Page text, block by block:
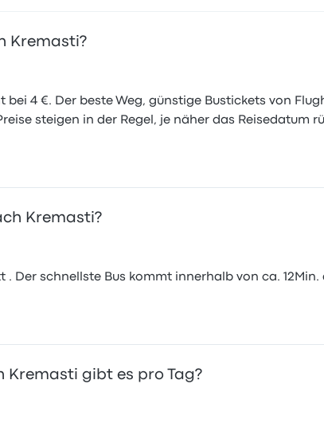
Kremasti?
4 €. Der beste Weg, günstige Bustickets von
steigen in der Regel, je näher das Reisedatum
Kremasti?
Der schnellste Bus kommt innerhalb von ca.
Kremasti gibt es pro Tag?